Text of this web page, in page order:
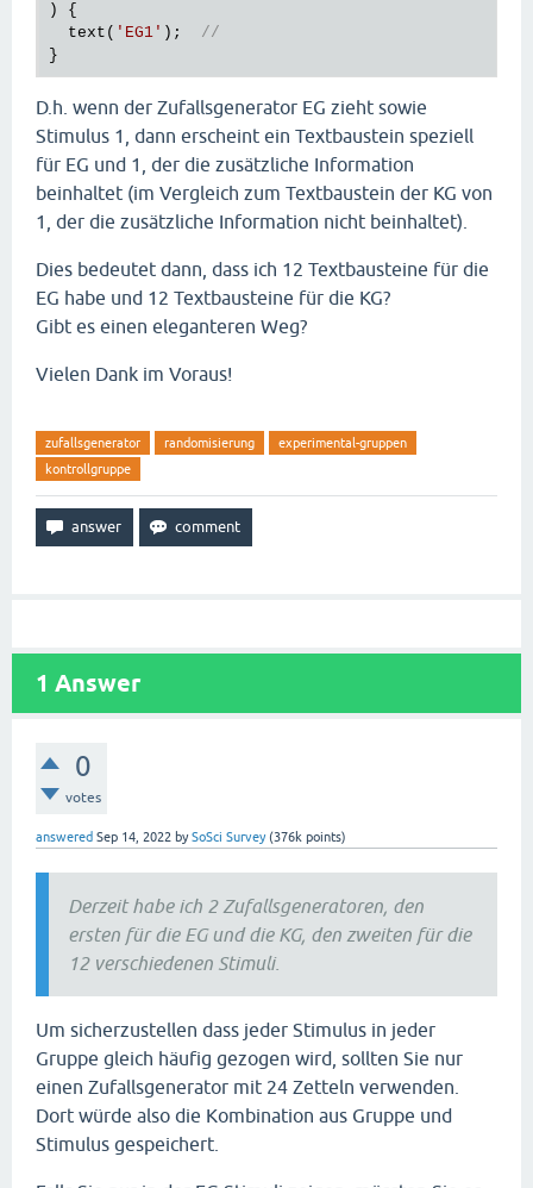
) {
  text(
'EG1' ); //
D.h. wenn der Zufallsgenerator EG zieht sowie
Stimulus 1, dann erscheint ein Textbaustein speziell
für EG und 1, der die zusätzliche Information
beinhaltet (im Vergleich zum Textbaustein der KG von
1, der die zusätzliche Information nicht beinhaltet).
Dies bedeutet dann, dass ich 12 Textbausteine für die
EG habe und 12 Textbausteine für die KG?
Gibt es einen eleganteren Weg?
Vielen Dank im Voraus!
zufallsgenerator randomisierung
experimental-gruppen
kontrollgruppe
1 Answer
0
votes
answered Sep 14, 2022 bySoSci Survey (376k points)
Derzeit habe ich 2 Zufallsgeneratoren, den
ersten für die EG und die KG, den zweiten für die
12 verschiedenen Stimuli.
Um sicherzustellen dass jeder Stimulus in jeder
Gruppe gleich häufig gezogen wird, sollten Sie nur
einen Zufallsgenerator mit 24 Zetteln verwenden.
Dort würde also die Kombination aus Gruppe und
Stimulus gespeichert.